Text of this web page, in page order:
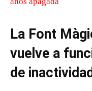
La Font
vuelve a
de inactividad